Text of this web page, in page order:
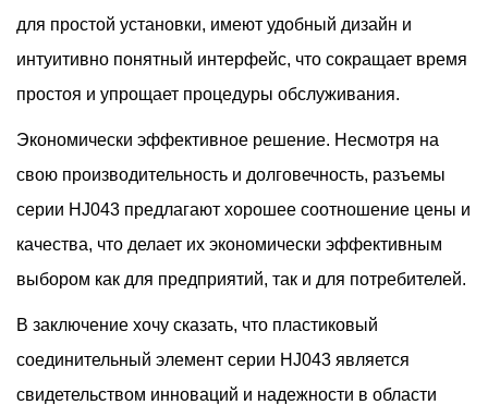
для простой установки, имеют удобный дизайн и
интуитивно понятный интерфейс, что сокращает время
простоя и упрощает процедуры обслуживания.
Экономически эффективное решение. Несмотря на
свою производительность и долговечность, разъемы
серии HJ043 предлагают хорошее соотношение цены и
качества, что делает их экономически эффективным
выбором как для предприятий, так и для потребителей.
В заключение хочу сказать, что пластиковый
соединительный элемент серии HJ043 является
свидетельством инноваций и надежности в области